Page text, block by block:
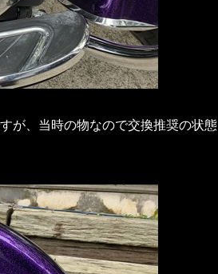
が、当時の物なので交換推奨の状態